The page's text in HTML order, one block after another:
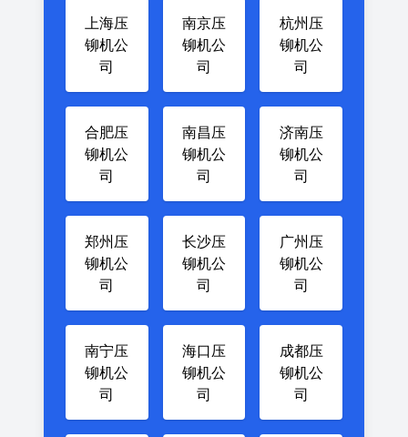
上海压
铆机公
司
南京压
铆机公
司
杭州压
铆机公
司
合肥压
铆机公
司
南昌压
铆机公
司
济南压
铆机公
司
郑州压
铆机公
司
长沙压
铆机公
司
广州压
铆机公
司
南宁压
铆机公
司
海口压
铆机公
司
成都压
铆机公
司